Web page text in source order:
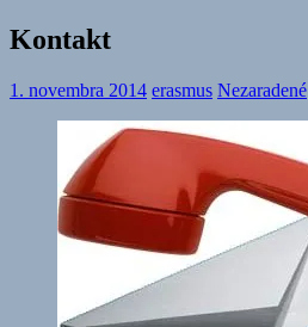
Kontakt
1. novembra 2014 erasmus Nezaradené